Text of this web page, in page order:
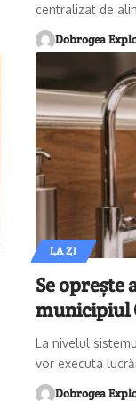
centralizat de
Dobrogea
LA ZI
Se oprește
municipiul
La nivelul
vor executa
Dobrogea